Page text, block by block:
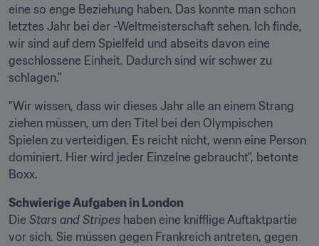
eine so enge Beziehung haben. Das konnte man schon
letztes Jahr bei der -Weltmeisterschaft sehen. Ich finde,
wir sind auf dem Spielfeld und abseits davon eine
geschlossene Einheit. Dadurch sind wir schwer zu
schlagen."
"Wir wissen, dass wir dieses Jahr alle an einem Strang
ziehen müssen, um den Titel bei den Olympischen
Spielen zu verteidigen. Es reicht nicht, wenn eine Person
dominiert. Hier wird jeder Einzelne gebraucht", betonte
Boxx.
Schwierige Aufgaben in London
Die Stars and Stripes haben eine knifflige Auftaktpartie
vor sich. Sie müssen gegen Frankreich antreten, gegen